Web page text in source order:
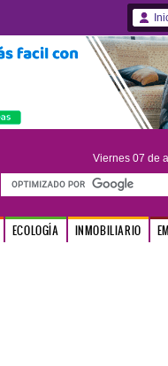
Viernes 07 de
ECOLOGÍA INMOBILIARIO